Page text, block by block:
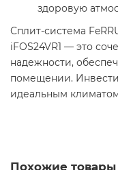
здоровую
Сплит-система
iFOS24VR1 — это
надежности,
помещении.
идеальным
Похожие товары